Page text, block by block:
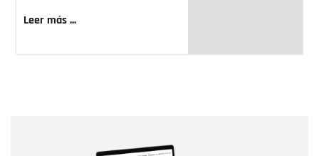
Leer más ...